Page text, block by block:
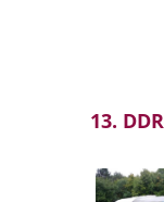
13.